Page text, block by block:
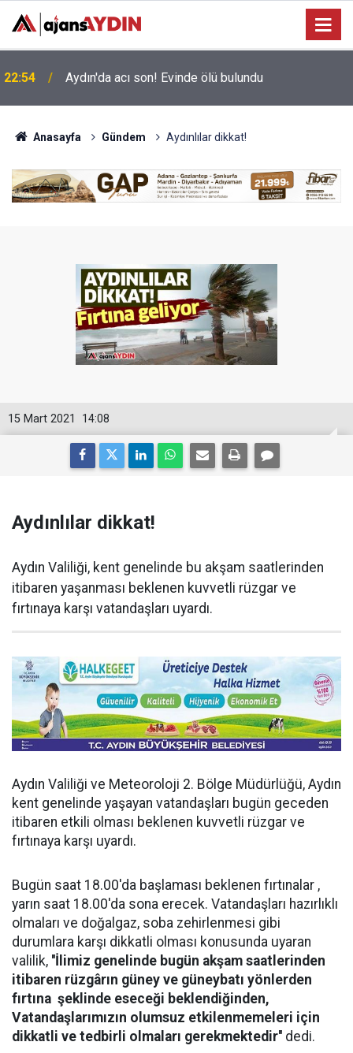
18:45
vatandaşla buluşuyor
Anasayfa Gündem Aydınlılar dikkat!
14:08
15 Mart 2021
Aydınlılar dikkat!
Aydın Valiliği, kent genelinde bu akşam saatlerinden
itibaren yaşanması beklenen kuvvetli rüzgar ve
fırtınaya karşı vatandaşları uyardı.
Aydın Valiliği ve Meteoroloji 2. Bölge Müdürlüğü, Aydın
kent genelinde yaşayan vatandaşları bugün geceden
itibaren etkili olması beklenen kuvvetli rüzgar ve
fırtınaya karşı uyardı.
Bugün saat 18.00'da başlaması beklenen fırtınalar ,
yarın saat 18.00'da sona erecek. Vatandaşları hazırlıklı
olmaları ve doğalgaz, soba zehirlenmesi gibi
durumlara karşı dikkatli olması konusunda uyaran
valilik, ''İlimiz genelinde bugün akşam saatlerinden
itibaren rüzgârın güney ve güneybatı yönlerden
fırtına şeklinde eseceği beklendiğinden,
Vatandaşlarımızın olumsuz etkilenmemeleri için
dikkatli ve tedbirli olmaları gerekmektedir'' dedi.